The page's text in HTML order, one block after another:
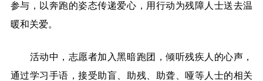
参与，以奔跑的姿态传递爱心，用行动为残障人士送去温
暖和关爱。
活动中，志愿者加入黑暗跑团，倾听残疾人的心声，
通过学习手语，接受助盲、助残、助聋、哑等人士的相关